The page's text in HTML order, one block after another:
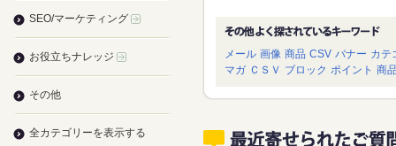
メール 画像 商品 CSV バナー カテ
マガ ＣＳＶ ブロック ポイント 商
SEO/マーケティング
お役立ちナレッジ
その他
全カテゴリーを表示する